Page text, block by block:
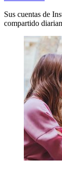
Sus cuentas de
compartido